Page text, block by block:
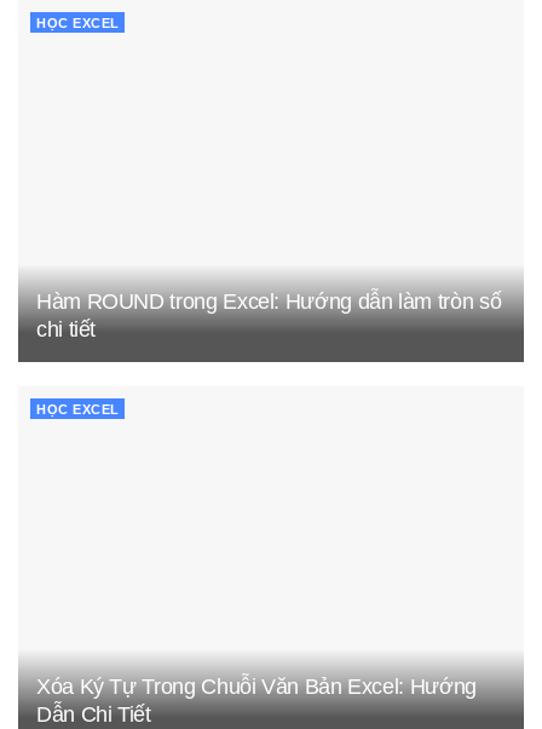
HỌC EXCEL
Hàm ROUND trong Excel: Hướng dẫn làm tròn số
chi tiết
HỌC EXCEL
Xóa Ký Tự Trong Chuỗi Văn Bản Excel: Hướng
Dẫn Chi Tiết